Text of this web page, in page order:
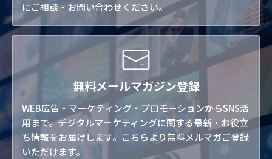
にご相談・お問い合わせください。
無料メールマガジン登録
WEB広告・マーケティング・プロモーションからSNS活
用まで。デジタルマーケティングに関する最新・お役立
ち情報をお届けします。こちらより無料メルマガご登録
いただけます。